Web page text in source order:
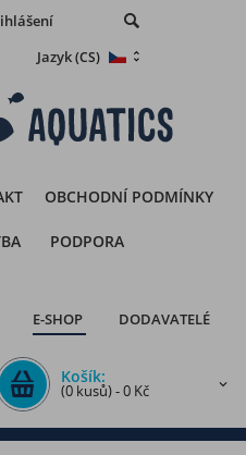
Jazyk(CS)
OBCHODNÍ PODMÍNKY
PODPORA
E-SHOP DODAVATELÉ
Košík:
(0 kusů) - 0 Kč